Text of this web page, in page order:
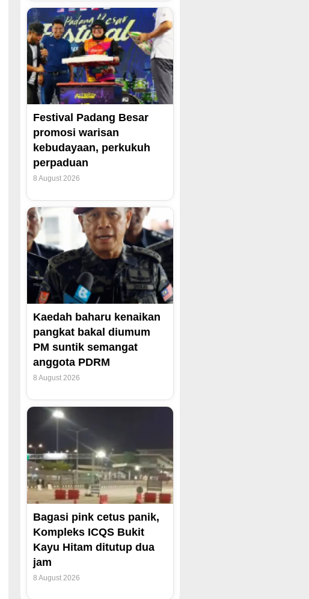
Festival Padang Besar
promosi warisan
kebudayaan, perkukuh
perpaduan
8 August 2026
Kaedah baharu kenaikan
pangkat bakal diumum
PM suntik semangat
anggota PDRM
8 August 2026
Bagasi pink cetus panik,
Kompleks ICQS Bukit
Kayu Hitam ditutup dua
jam
8 August 2026